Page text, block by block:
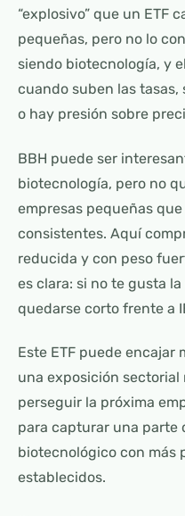
“explosivo” que un ETF
pequeñas, pero no lo
siendo biotecnología, y
cuando suben las
o hay presión sobre
BBH puede ser
biotecnología, pero no
empresas pequeñas
consistentes. Aquí
reducida y con peso
es clara: si no te gusta
quedarse corto frente a
Este ETF puede encajar
una exposición sectorial
perseguir la próxima
para capturar una parte
biotecnológico con más
establecidos.